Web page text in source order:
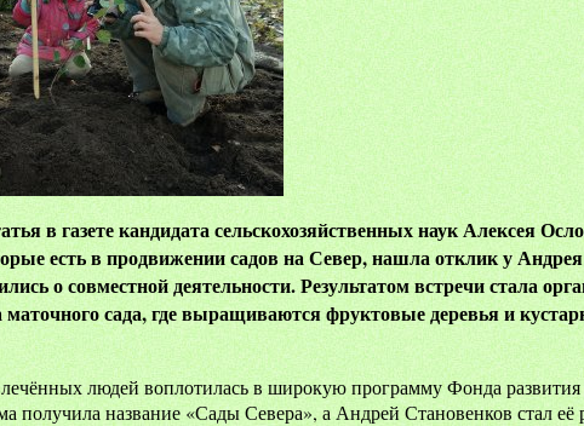
в газете кандидата сельскохозяйственных наук Алексея
есть в продвижении садов на Север, нашла отклик у
о совместной деятельности. Результатом встречи стала
сада, где выращиваются фруктовые деревья и
людей воплотилась в широкую программу Фонда
получила название «Сады Севера», а Андрей Становенков стал её